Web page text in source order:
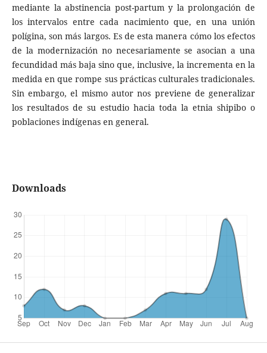
mediante la abstinencia post-partum y la prolongación de
los intervalos entre cada nacimiento que, en una unión
polígina, son más largos. Es de esta manera cómo los efectos
de la modernización no necesariamente se asocian a una
fecundidad más baja sino que, inclusive, la incrementa en la
medida en que rompe sus prácticas culturales tradicionales.
Sin embargo, el mismo autor nos previene de generalizar
los resultados de su estudio hacia toda la etnia shipibo o
poblaciones indígenas en general.
Downloads